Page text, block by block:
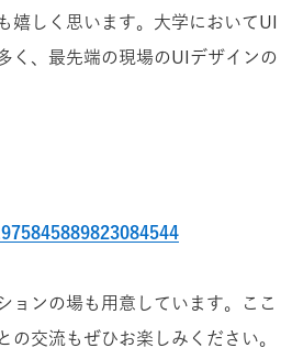
嬉しく思います。大学においてUI
く、最先端の現場のUIデザインの
ョンの場も用意しています。ここ
の交流もぜひお楽しみください。